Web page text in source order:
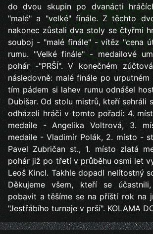
do dvou skupin po dvanácti
"malé" a "velké" finále. Z těchto
nakonec zůstali dva stoly se čtyřmi
souboj - "malé finále" - vítěz "cena
rumu. "Velké finále" - medailové
pohár -"PRŠÍ". V konečném
následovně: malé finále po
tím pádem si lahev rumu odnášel
Dubišar. Od stolu mistrů, kteří sehráli
odházeli hráči v tomto pořadí: 4.
medaile - Angelika Voltrová, 3.
medaile - Vladimír Polák, 2. místo -
Pavel Zubričan st., 1. místo zlatá
pohár již po třetí v průběhu osmi let
Leoš Kincl. Takhle dopadl nelítostný
Děkujeme všem, kteří se
pobavit a těšíme se na příští rok na
"Jestřábího turnaje v prší". KOLAMA